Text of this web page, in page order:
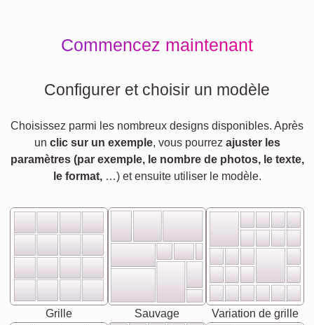
Commencez maintenant
Configurer et choisir un modèle
Choisissez parmi les nombreux designs disponibles. Après
un clic sur un exemple, vous pourrez ajuster les
paramètres (par exemple, le nombre de photos, le texte,
le format,…) et ensuite utiliser le modèle.
Grille Sauvage Variation de grille